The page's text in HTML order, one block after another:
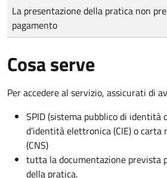
Tipo di pagamento
Importo
La presentazione della pratica non
pagamento
Cosa serve
Per accedere al servizio, assicurati di
SPID (sistema pubblico di identità
d’identità elettronica (CIE) o carta
(CNS)
tutta la documentazione prevista
della pratica.